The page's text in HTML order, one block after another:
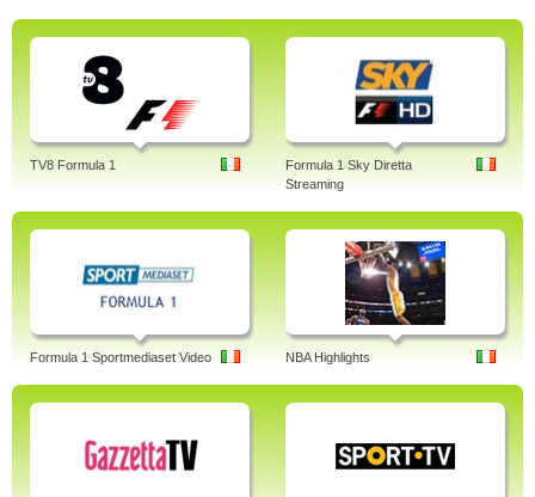
TV8 Formula 1
Formula 1 Sky Diretta
Streaming
Formula 1 Sportmediaset Video NBA Highlights